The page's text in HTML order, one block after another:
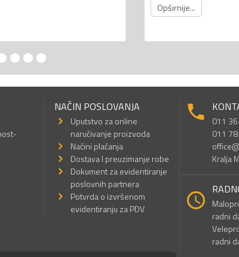
Opširnije...
NAČIN POSLOVANJA
Uputstvo za online
naručivanje proizvoda
Načini plaćanja
Dostava I preuzimanje robe
Dokument za evidentiranje
poslovnih partnera
Potvrda o izvršenom
evidentiranju za PDV
011
011
Kralja
radni
radni